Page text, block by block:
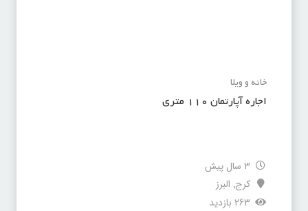
خانه و ویلا
اجاره آپارتمان ۱۱۰ متری
3 سال پیش
کرج,البرز
263 بازدید